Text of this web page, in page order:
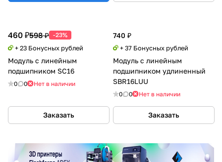
460 ₽598 ₽ -23%
+ 23 Бонусных рублей
Модуль с линейным
подшипником SC16
0 0 Нет в наличии
Заказать
740 ₽
+ 37 Бонусных рублей
Модуль с линейным
подшипником удлиненный
SBR16LUU
0 0 Нет в наличии
Заказать